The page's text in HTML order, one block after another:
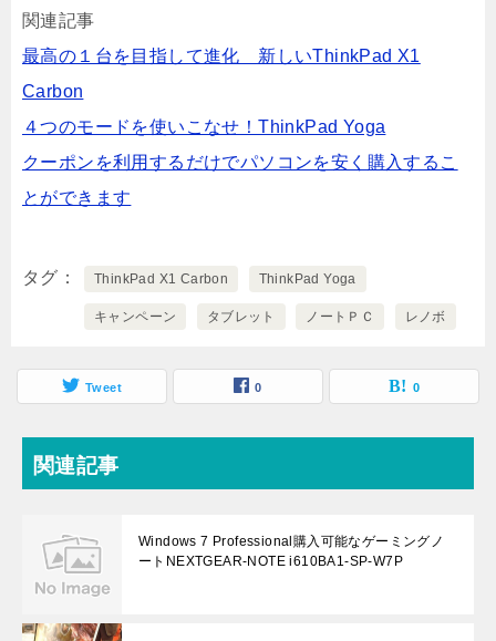
関連記事
最高の１台を目指して進化 新しいThinkPad X1
Carbon
４つのモードを使いこなせ！ThinkPad Yoga
クーポンを利用するだけでパソコンを安く購入するこ
とができます
タグ ThinkPad X1 Carbon ThinkPad Yoga
キャンペーン タブレット ノートＰＣ レノボ
Tweet 0 0
関連記事
Windows 7 Professional購入可能なゲーミングノ
ートNEXTGEAR-NOTE i610BA1-SP-W7P